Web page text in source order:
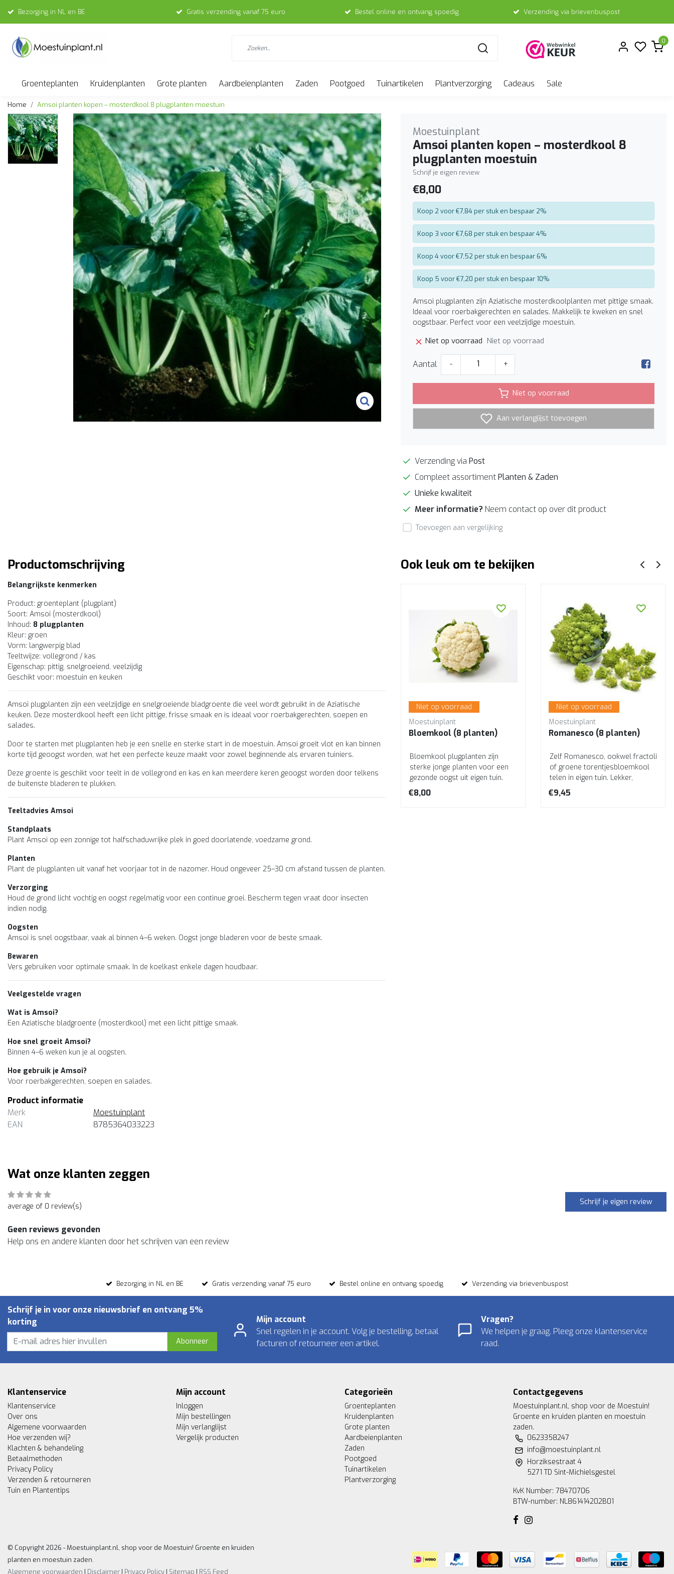
Bezorging in NL en BE Gratis verzending vanaf 75 euro Bestel online en ontvang spoedig Verzending via brievenbuspost
0
Groenteplanten Kruidenplanten Grote planten Aardbeienplanten Zaden Pootgoed Tuinartikelen Plantverzorging Cadeaus Sale
Home Amsoi planten kopen – mosterdkool 8 plugplanten moestuin
Moestuinplant
Amsoi planten kopen – mosterdkool 8
plugplanten moestuin
Schrijf je eigen review
€8,00
Koop 2 voor €7,84 per stuk en bespaar 2%
Koop 3 voor €7,68 per stuk en bespaar 4%
Koop 4 voor €7,52 per stuk en bespaar 6%
Koop 5 voor €7,20 per stuk en bespaar 10%
Amsoi plugplanten zijn Aziatische mosterdkoolplanten met pittige smaak.
Ideaal voor roerbakgerechten en salades. Makkelijk te kweken en snel
oogstbaar. Perfect voor een veelzijdige moestuin.
Niet op voorraad Niet op voorraad
Aantal - +
Niet op voorraad
Aan verlanglijst toevoegen
Verzending via Post
Compleet assortimentPlanten & Zaden
Unieke kwaliteit
Meer informatie? Neem contact op over dit product
Toevoegen aan vergelijking
Productomschrijving
Belangrijkste kenmerken
Product: groenteplant (plugplant)
Soort: Amsoi (mosterdkool)
Inhoud: 8 plugplanten
Kleur: groen
Vorm: langwerpig blad
Teeltwijze: vollegrond / kas
Eigenschap: pittig, snelgroeiend, veelzijdig
Geschikt voor: moestuin en keuken
Amsoi plugplanten zijn een veelzijdige en snelgroeiende bladgroente die veel wordt gebruikt in de Aziatische
keuken. Deze mosterdkool heeft een licht pittige, frisse smaak en is ideaal voor roerbakgerechten, soepen en
salades.
Door te starten met plugplanten heb je een snelle en sterke start in de moestuin. Amsoi groeit vlot en kan binnen
korte tijd geoogst worden, wat het een perfecte keuze maakt voor zowel beginnende als ervaren tuiniers.
Deze groente is geschikt voor teelt in de vollegrond en kas en kan meerdere keren geoogst worden door telkens
de buitenste bladeren te plukken.
Teeltadvies Amsoi
Standplaats
Plant Amsoi op een zonnige tot halfschaduwrijke plek in goed doorlatende, voedzame grond.
Planten
Plant de plugplanten uit vanaf het voorjaar tot in de nazomer. Houd ongeveer 25–30 cm afstand tussen de planten.
Verzorging
Houd de grond licht vochtig en oogst regelmatig voor een continue groei. Bescherm tegen vraat door insecten
indien nodig.
Oogsten
Amsoi is snel oogstbaar, vaak al binnen 4–6 weken. Oogst jonge bladeren voor de beste smaak.
Bewaren
Vers gebruiken voor optimale smaak. In de koelkast enkele dagen houdbaar.
Veelgestelde vragen
Wat is Amsoi?
Een Aziatische bladgroente (mosterdkool) met een licht pittige smaak.
Hoe snel groeit Amsoi?
Binnen 4–6 weken kun je al oogsten.
Hoe gebruik je Amsoi?
Voor roerbakgerechten, soepen en salades.
Product informatie
Merk
Moestuinplant
EAN
8785364033223
Ook leuk om te bekijken
op voorraad
sale
oregano, tijm (8
kruiden geeft je
voor een goede start in
Lekkere vers...
Niet op voorraad
Moestuinplant
planten)
Lollo Rosso (Lolla Rosa) sla is
rood-gekroesd blad. Heerlijk
salad...
Niet op voorraad
Moestuinplant
plugplanten)
Knolselderij plugplanten zijn
de moestuin. Deze groente
krac...
Niet op voorraad
Moestuinplant
Bloemkool (8 planten)
Bloemkool plugplanten zijn
sterke jonge planten voor een
gezonde oogst uit eigen tuin.
Makkelijk te kweken en ideaal
voo...
€8,00
Niet op voorraad
Moestuinplant
Romanesco (8 planten)
Zelf Romanesco, ookwel fractoli
of groene torentjesbloemkool
telen in eigen tuin. Lekker,
gezond en verse groente uit ei...
€9,45
Wat onze klanten zeggen
average of 0 review(s) Schrijf je eigen review
Geen reviews gevonden
Help ons en andere klanten door het schrijven van een review
Bezorging in NL en BE Gratis verzending vanaf 75 euro Bestel online en ontvang spoedig Verzending via brievenbuspost
Schrijf je in voor onze nieuwsbrief en ontvang 5%
korting
Abonneer
Mijn account
Snel regelen in je account. Volg je bestelling, betaal
facturen of retourneer een artikel.
Vragen?
We helpen je graag. Pleeg onze klantenservice
raad.
Klantenservice
Klantenservice
Over ons
Algemene voorwaarden
Hoe verzenden wij?
Klachten & behandeling
Betaalmethoden
Privacy Policy
Verzenden & retourneren
Tuin en Plantentips
Mijn account
Inloggen
Mijn bestellingen
Mijn verlanglijst
Vergelijk producten
Categorieën
Groenteplanten
Kruidenplanten
Grote planten
Aardbeienplanten
Zaden
Pootgoed
Tuinartikelen
Plantverzorging
Contactgegevens
Moestuinplant.nl, shop voor de Moestuin!
Groente en kruiden planten en moestuin
zaden.
0623358247
info@moestuinplant.nl
Horziksestraat 4
5271 TD Sint-Michielsgestel
KvK Number: 78470706
BTW-number: NL861414202B01
© Copyright 2026 - Moestuinplant.nl, shop voor de Moestuin! Groente en kruiden
planten en moestuin zaden.
Algemene voorwaarden | Disclaimer | Privacy Policy | Sitemap | RSS Feed